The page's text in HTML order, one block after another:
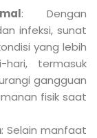
: Dengan
infeksi, sunat
yang lebih
termasuk
gangguan
fisik saat
: Selain manfaat